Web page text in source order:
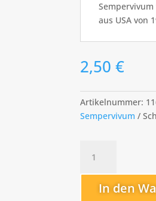
aus USA von
2,50€
Artikelnummer:
Sempervivum
Menge
In den